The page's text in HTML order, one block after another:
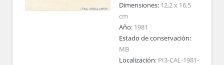
Dimensiones: 12,2 x 16,5
cm
Año: 1981
Estado de conservación:
MB
Localización: PI3-CAL-1981-